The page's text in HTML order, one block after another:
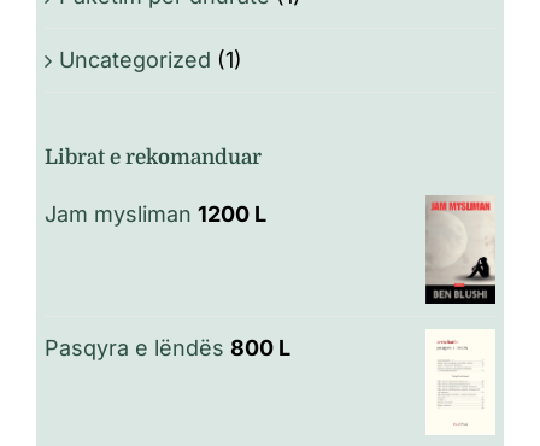
Uncategorized (1)
Librat e rekomanduar
Jam mysliman 1200 L
Pasqyra e lëndës 800 L